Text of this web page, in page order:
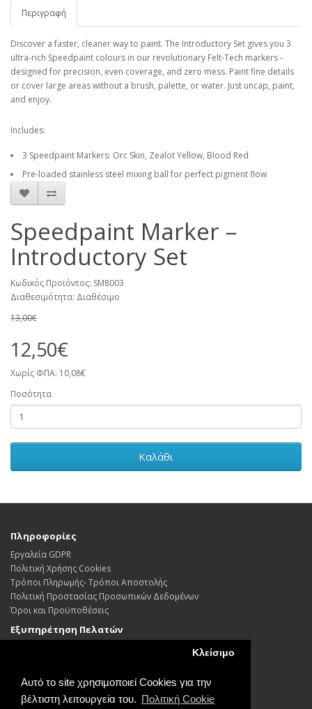
Αυτό το site χρησιμοποιεί Cookies για την
βέλτιστη λειτουργεία του. Πολιτική Cookie
Κλείσιμο
Περιγραφή
Discover a faster, cleaner way to paint. The Introductory Set gives you 3
ultra-rich Speedpaint colours in our revolutionary Felt-Tech markers -
designed for precision, even coverage, and zero mess. Paint fine details
or cover large areas without a brush, palette, or water. Just uncap, paint,
and enjoy.
Includes:
3 Speedpaint Markers: Orc Skin, Zealot Yellow, Blood Red
Pre-loaded stainless steel mixing ball for perfect pigment flow
Speedpaint Marker –
Introductory Set
Κωδικός Προϊόντος: SM8003
Διαθεσιμότητα: Διαθέσιμο
13,00€
12,50€
Χωρίς ΦΠΑ: 10,08€
Ποσότητα
Καλάθι
Πληροφορίες
Εργαλεία GDPR
Πολιτική Χρήσης Cookies
Τρόποι Πληρωμής- Τρόποι Αποστολής
Πολιτική Προστασίας Προσωπικών Δεδoμένων
Όροι και Προϋποθέσεις
Εξυπηρέτηση Πελατών
Χάρτης Ιστότοπου
Λογαριασμός